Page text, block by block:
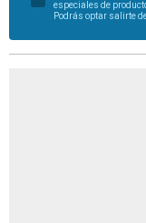
especiales de
Podrás optar salirte